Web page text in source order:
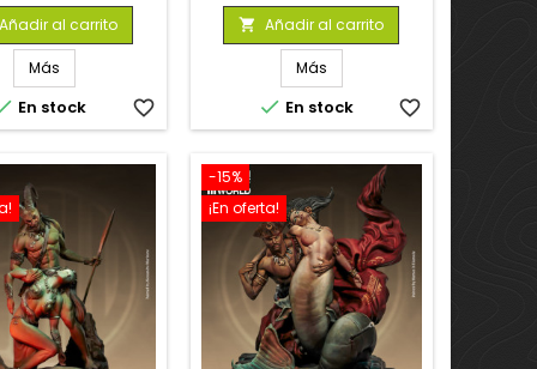
base
Añadir al carrito
Más
En stock favorite_border
base
 Añadir al carrito
Más
 En stock favorite_border
-15%
¡En oferta!